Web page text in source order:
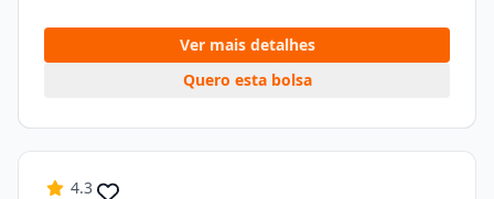
Ver mais detalhes
Quero esta bolsa
4.3